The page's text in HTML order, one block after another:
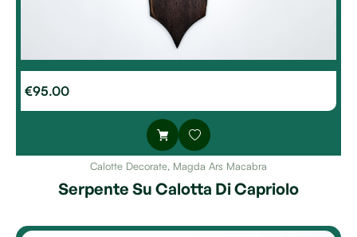
€95.00
Calotte Decorate, Magda Ars Macabra
Serpente Su Calotta Di Capriolo